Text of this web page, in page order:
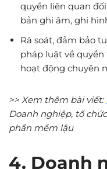
quyền liên quan
bản ghi âm, ghi
Rà soát, đảm bảo
pháp luật về
hoạt động chuyên
>> Xem thêm bài viết:
Doanh nghiệp, tổ
phần mềm lậu
4. Doanh